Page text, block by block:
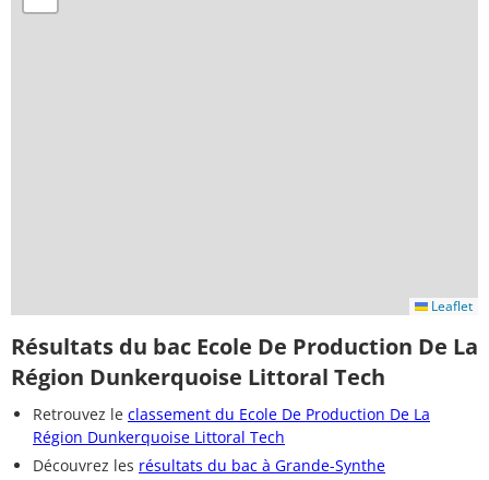
Leaflet
Résultats du bac Ecole De Production De La
Région Dunkerquoise Littoral Tech
Retrouvez le classement du Ecole De Production De La
Région Dunkerquoise Littoral Tech
Découvrez les résultats du bac à Grande-Synthe